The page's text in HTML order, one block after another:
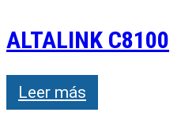
ALTALINK C8100
Leer más